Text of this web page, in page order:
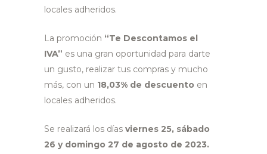
locales adheridos.
La promoción “Te Descontamos el
IVA” es una gran oportunidad para darte
un gusto, realizar tus compras y mucho
más, con un 18,03% de descuento en
locales adheridos.
Se realizará los días viernes 25, sábado
26 y domingo 27 de agosto de 2023.